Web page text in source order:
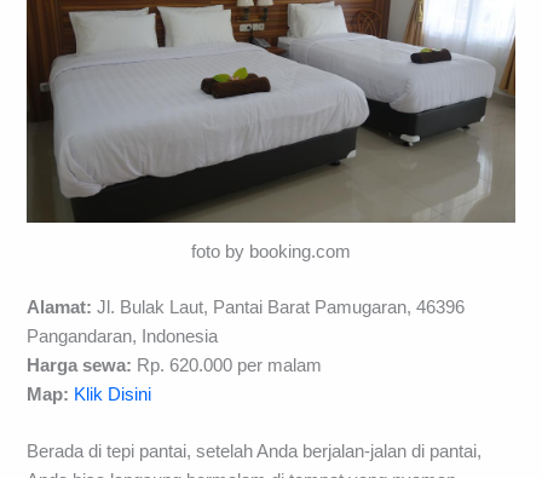
foto by booking.com
Alamat: Jl. Bulak Laut, Pantai Barat Pamugaran, 46396
Pangandaran, Indonesia
Harga sewa: Rp. 620.000 per malam
Map: Klik Disini
Berada di tepi pantai, setelah Anda berjalan-jalan di pantai,